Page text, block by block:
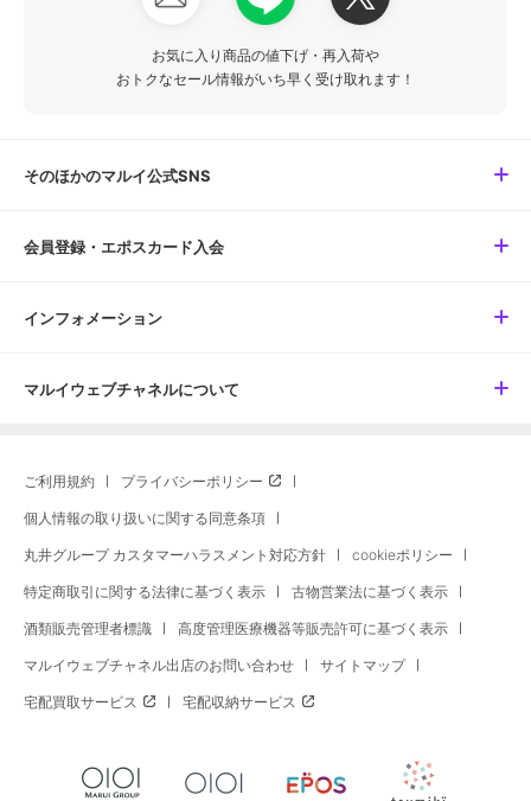
お気に入り商品の値下げ・再入荷や
おトクなセール情報がいち早く受け取れます！
そのほかのマルイ公式SNS
会員登録・エポスカード入会
インフォメーション
マルイウェブチャネルについて
ご利用規約 プライバシーポリシー
個人情報の取り扱いに関する同意条項
丸井グループ カスタマーハラスメント対応方針 cookieポリシー
特定商取引に関する法律に基づく表示 古物営業法に基づく表示
酒類販売管理者標識 高度管理医療機器等販売許可に基づく表示
マルイウェブチャネル出店のお問い合わせ サイトマップ
宅配買取サービス 宅配収納サービス